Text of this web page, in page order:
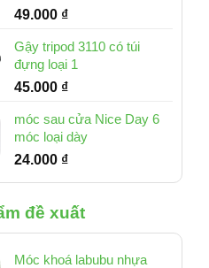
49.000 ₫
Gậy tripod 3110 có túi
đựng loại 1
45.000 ₫
móc sau cửa Nice Day 6
móc loại dày
24.000 ₫
đề xuất
Móc khoá labubu nhựa